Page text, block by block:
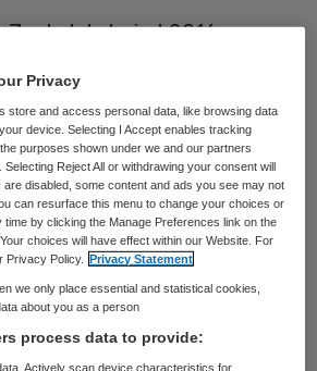
tot eind 2016
Bereik. Hij pleit in zijn
02-03voor een
van zorg verlenen
ingezet wordt om
te optimaliseren en
om de eigen regie
vergroten.
beperkt
Privacy
store and access personal data, like browsing data
device. Selecting I Accept enables tracking
purposes shown under we and our partners
Reject All or withdrawing your consent will
disabled, some content and ads you see may not
can resurface this menu to change your choices or
time by clicking the Manage Preferences link on the
choices will have effect within our Website. For
Privacy Policy.
Privacy Statement
we only place essential and statistical cookies,
about you as a person
process data to provide:
Actively scan device characteristics for